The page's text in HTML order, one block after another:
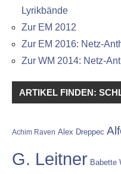
Lyrikbände
Zur EM 2012
Zur EM 2016: Netz-
Zur WM 2014: Netz-
ARTIKEL FINDEN:
Achim Raven Alex Dreppec
G. Leitner Babette